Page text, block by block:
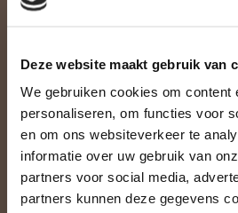
Deze website maakt gebruik van
We gebruiken cookies om content
personaliseren, om functies voor
en om ons websiteverkeer te
informatie over uw gebruik van
partners voor social media,
partners kunnen deze gegevens
Naam *
E-mail *